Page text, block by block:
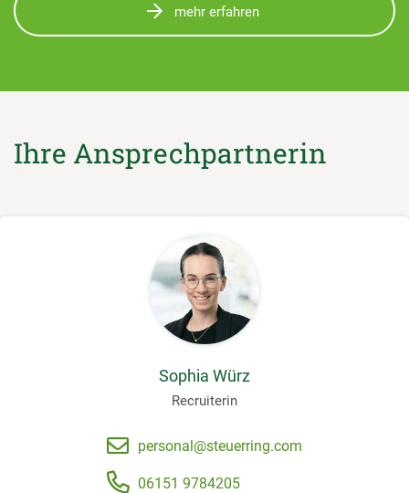
mehr erfahren
Ihre Ansprechpartnerin
Sophia Würz
Recruiterin
personal@steuerring.com
06151 9784205